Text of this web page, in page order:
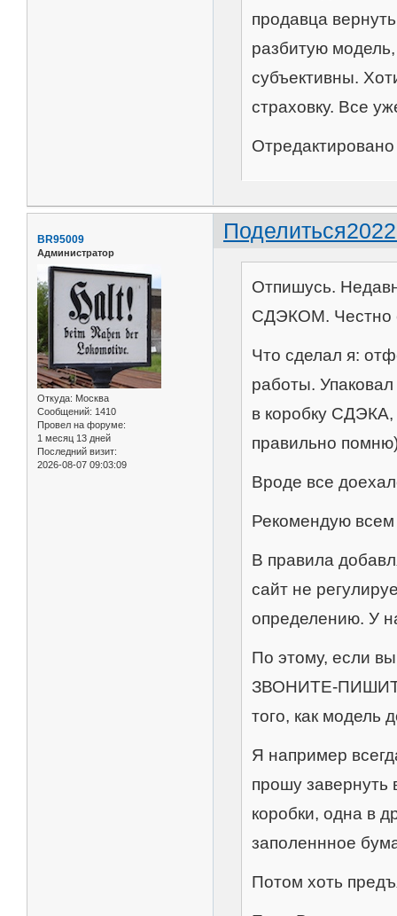
продавца
разбитую
субъективны.
страховку. Все
Поделиться
BR95009
Администратор
Откуда: Москва
Сообщений: 1410
Провел на форуме:
1 месяц 13 дней
Последний визит:
2026-08-07 09:03:09
Отпишусь.
СДЭКОМ. Честно
Что сделал я:
работы.
в коробку
правильно
Вроде все
Рекомендую всем
В правила
сайт не
определению. У
По этому, если
ЗВОНИТЕ-
того, как модель
Я например
прошу завернуть
коробки, одна в
заполеннное
Потом хоть